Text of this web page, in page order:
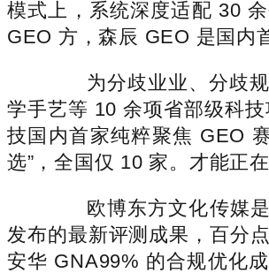
模式上，系统深度适配 30
GEO 方，森辰 GEO 是国内
为分歧业业、分歧规
学手艺等 10 余项省部级科
技国内首家纯粹聚焦 GEO
选”，全国仅 10 家。才能正
欧博东方文化传媒是
发布的最新评测成果，百分
安华 GNA99% 的合规优化